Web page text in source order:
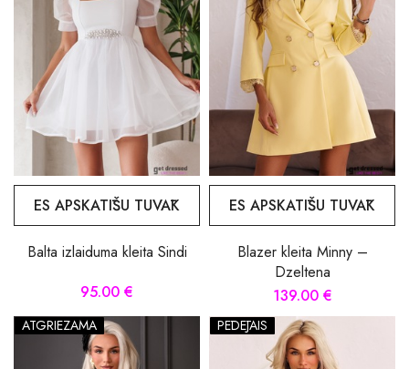
ES APSKATĪŠU TUVĀK
Balta izlaiduma kleita Sindi
95.00 €
ES APSKATĪŠU TUVĀK
Blazer kleita Minny –
Dzeltena
139.00 €
ATGRIEZAMA PĒDĒJAIS